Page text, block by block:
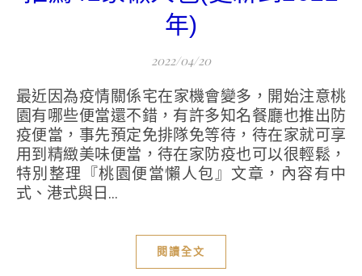
年)
2022/04/20
最近因為疫情關係宅在家機會變多，開始注意桃
園有哪些便當還不錯，有許多知名餐廳也推出防
疫便當，事先預定免排隊免等待，待在家就可享
用到精緻美味便當，待在家防疫也可以很輕鬆，
特別整理『桃園便當懶人包』文章，內容有中
式、港式與日...
閱讀全文